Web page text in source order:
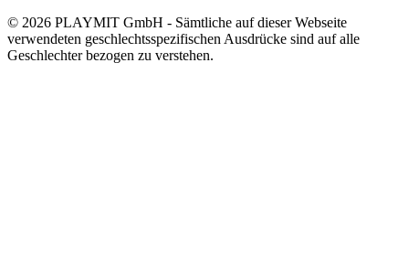
© 2026 PLAYMIT GmbH - Sämtliche auf dieser Webseite
verwendeten geschlechtsspezifischen Ausdrücke sind auf alle
Geschlechter bezogen zu verstehen.